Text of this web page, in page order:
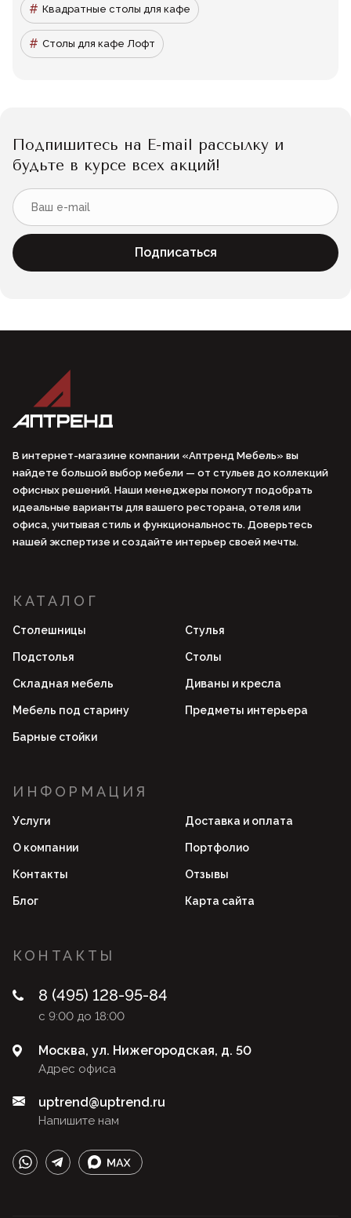
Квадратные столы для кафе
Столы для кафе Лофт
Подпишитесь на E-mail рассылку и
будьте в курсе всех акций!
Подписаться
В интернет-магазине компании «Аптренд Мебель» вы
найдете большой выбор мебели — от стульев до коллекций
офисных решений. Наши менеджеры помогут подобрать
идеальные варианты для вашего ресторана, отеля или
офиса, учитывая стиль и функциональность. Доверьтесь
нашей экспертизе и создайте интерьер своей мечты.
КАТАЛОГ
Столешницы Стулья
Подстолья Столы
Складная мебель Диваны и кресла
Мебель под старину Предметы интерьера
Барные стойки
ИНФОРМАЦИЯ
Услуги Доставка и оплата
О компании Портфолио
Контакты Отзывы
Блог Карта сайта
КОНТАКТЫ
8 (495) 128-95-84
с 9:00 до 18:00
Адрес офиса
Москва, ул. Нижегородская, д. 50
Напишите нам
uptrend@uptrend.ru